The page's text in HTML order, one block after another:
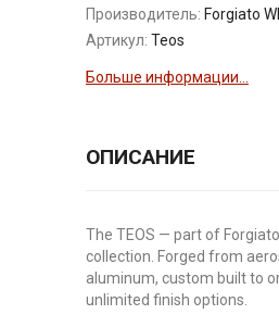
Производитель: Forgiato
Артикул: Teos
Больше информации...
ОПИСАНИЕ
The TEOS — part of
collection. Forged from
aluminum, custom built to
unlimited finish options.